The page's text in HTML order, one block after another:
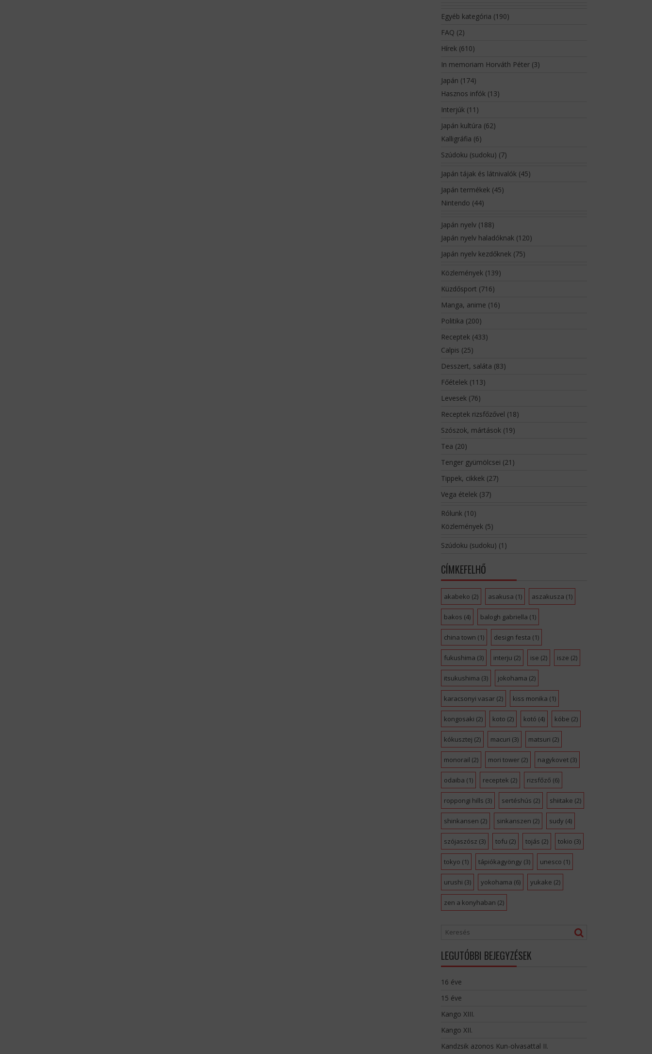
Egyéb kategória (190)
FAQ (2)
Hírek(610)
In memoriam Horváth Péter(3)
Japán (174)
Hasznos infók(13)
Interjúk(11)
Japán kultúra (62)
Kalligráfia (6)
Szúdoku (sudoku) (7)
Japán tájak és látnivalók(45)
Japán termékek(45)
Nintendo (44)
Japán nyelv(188)
Japán nyelv haladóknak(120)
Japán nyelv kezdőknek(75)
Közlemények(139)
Küzdősport (716)
Manga, anime (16)
Politika (200)
Receptek(433)
Calpis (25)
Desszert, saláta (83)
Főételek(113)
Levesek(76)
Receptek rizsfőzővel (18)
Szószok, mártások(19)
Tea (20)
Tenger gyümölcsei (21)
Tippek, cikkek(27)
Vega ételek(37)
Rólunk(10)
Közlemények(5)
Szúdoku (sudoku) (1)
CÍMKEFELHŐ
akabeko (2) asakusa (1) aszakusza (1)
bakos (4) balogh gabriella (1)
china town (1) design festa (1)
fukushima (3) interju (2) ise (2) isze (2)
itsukushima (3) jokohama (2)
karacsonyi vasar(2) kiss monika (1)
kongosaki (2) koto (2) kotó (4) kóbe (2)
kókusztej (2) macuri (3) matsuri (2)
monorail (2) mori tower(2) nagykovet(3)
odaiba (1) receptek (2) rizsfőző (6)
roppongi hills (3) sertéshús (2) shiitake (2)
shinkansen (2) sinkanszen (2) sudy (4)
szójaszósz (3) tofu (2) tojás (2) tokio (3)
tokyo (1) tápiókagyöngy (3) unesco (1)
urushi (3) yokohama (6) yukake (2)
zen a konyhaban (2)
LEGUTÓBBI BEJEGYZÉSEK
16 éve
15 éve
Kango XIII.
Kango XII.
Kandzsik azonos Kun-olvasattal II.